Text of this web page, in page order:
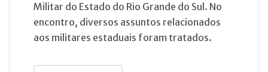
Militar do Estado do Rio Grande do Sul. No
encontro, diversos assuntos relacionados
aos militares estaduais foram tratados.